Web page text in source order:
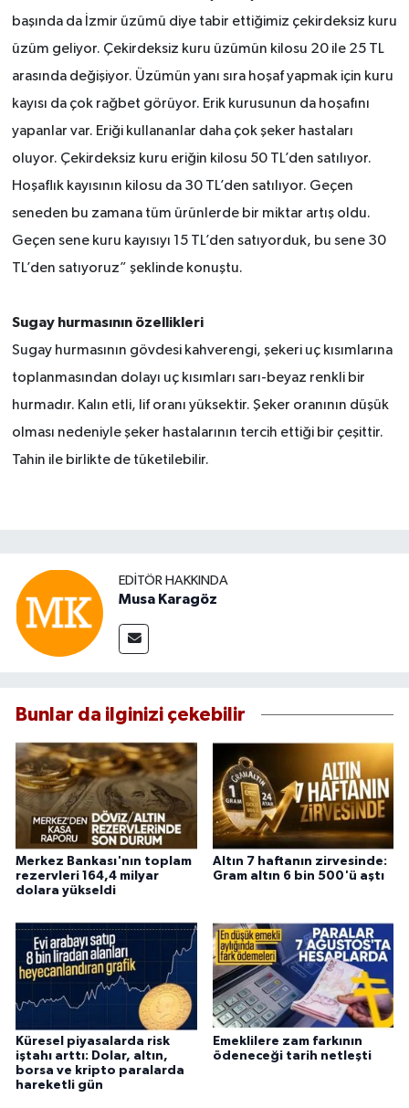
başında da İzmir üzümü diye tabir ettiğimiz çekirdeksiz kuru
üzüm geliyor. Çekirdeksiz kuru üzümün kilosu 20 ile 25 TL
arasında değişiyor. Üzümün yanı sıra hoşaf yapmak için kuru
kayısı da çok rağbet görüyor. Erik kurusunun da hoşafını
yapanlar var. Eriği kullananlar daha çok şeker hastaları
oluyor. Çekirdeksiz kuru eriğin kilosu 50 TL’den satılıyor.
Hoşaflık kayısının kilosu da 30 TL’den satılıyor. Geçen
seneden bu zamana tüm ürünlerde bir miktar artış oldu.
Geçen sene kuru kayısıyı 15 TL’den satıyorduk, bu sene 30
TL’den satıyoruz” şeklinde konuştu.
Sugay hurmasının özellikleri
Sugay hurmasının gövdesi kahverengi, şekeri uç kısımlarına
toplanmasından dolayı uç kısımları sarı-beyaz renkli bir
hurmadır. Kalın etli, lif oranı yüksektir. Şeker oranının düşük
olması nedeniyle şeker hastalarının tercih ettiği bir çeşittir.
Tahin ile birlikte de tüketilebilir.
EDITÖR HAKKINDA
Musa Karagöz
Bunlar da ilginizi çekebilir
Merkez Bankası'nın toplam
rezervleri 164,4 milyar
dolara yükseldi
Altın 7 haftanın zirvesinde:
Gram altın 6 bin 500'ü aştı
Küresel piyasalarda risk
iştahı arttı: Dolar, altın,
borsa ve kripto paralarda
hareketli gün
Emeklilere zam farkının
ödeneceği tarih netleşti